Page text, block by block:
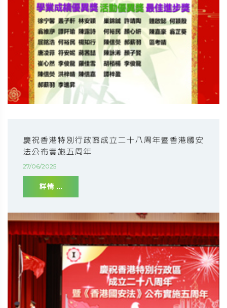
慶祝香港特別行政區成立二十八周年暨香港國安
法公布實施五周年
27/06/2025
詳情 ...